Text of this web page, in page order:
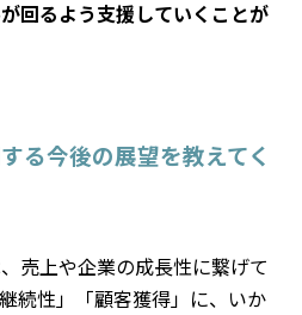
回るよう支援していくことが
る今後の展望を教えてく
売上や企業の成長性に繋げて
続性」「顧客獲得」に、いか